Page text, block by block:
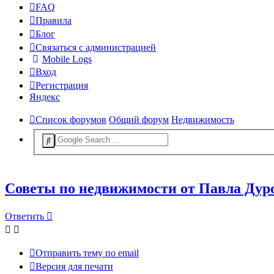
FAQ
Правила
Блог
Связаться с администрацией
Mobile Logs
Вход
Регистрация
Яндекс
Список форумов Общий форум Недвижимость
Советы по недвижимости от Павла
Ответить
Отправить тему по email
Версия для печати